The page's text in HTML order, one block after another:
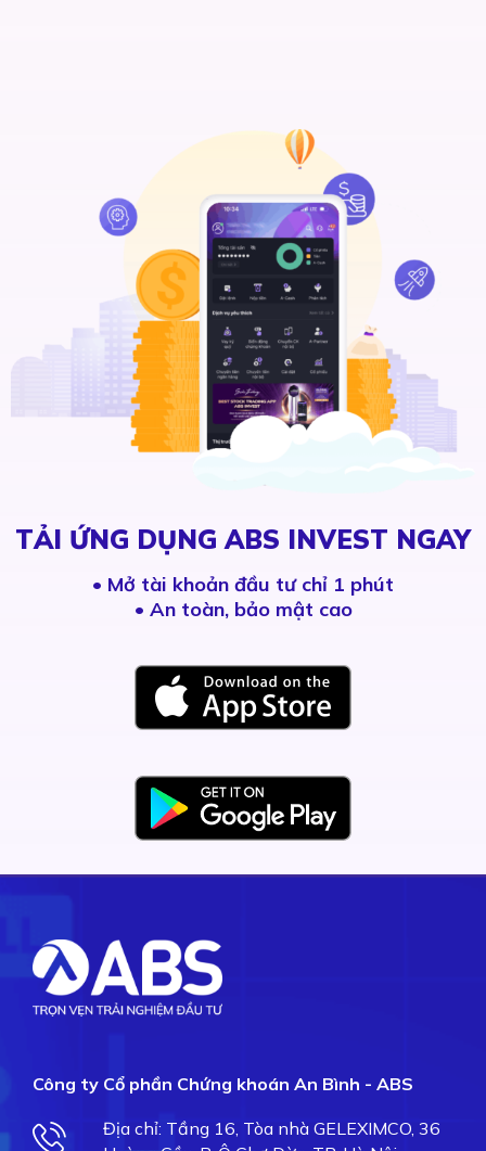
TẢI ỨNG DỤNG ABS INVEST NGAY
• Mở tài khoản đầu tư chỉ 1 phút
• An toàn, bảo mật cao
Công ty Cổ phần Chứng khoán An Bình - ABS
Địa chỉ: Tầng 16, Tòa nhà GELEXIMCO, 36